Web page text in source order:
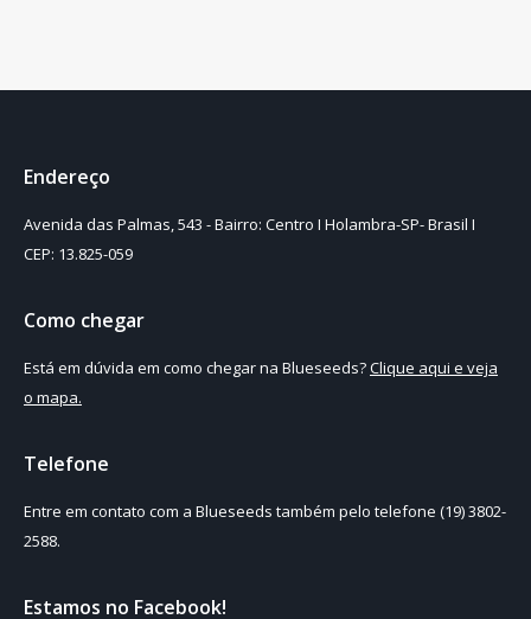
Endereço
Avenida das Palmas, 543 - Bairro: Centro I Holambra-SP- Brasil I
CEP: 13.825-059
Como chegar
Está em dúvida em como chegar na Blueseeds?Clique aqui e veja
o mapa.
Telefone
Entre em contato com a Blueseeds também pelo telefone (19) 3802-
2588.
Estamos no Facebook!